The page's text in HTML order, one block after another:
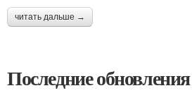
читать дальше →
Последние